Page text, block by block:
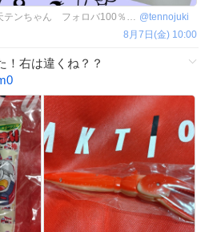
有限会社 天王重機の天テンちゃん フォロバ100％の気持ちです！ @tennojuki
8月7日(金) 10:00
！右は違くね？？